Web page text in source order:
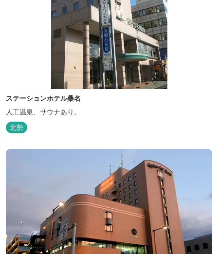
ステーションホテル桑名
人工温泉、サウナあり。
北勢